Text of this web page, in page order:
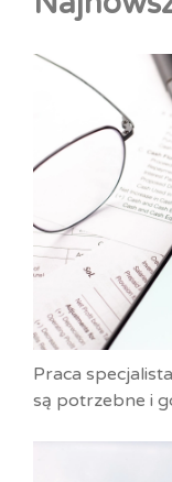
Praca
są potrzebne i